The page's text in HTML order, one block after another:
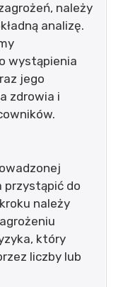
należy
analizę.
wystąpienia
jego
zdrowia i
przystąpić do
należy
który
liczby lub